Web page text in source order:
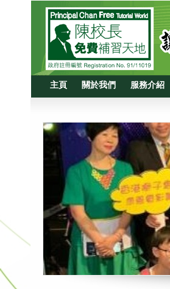
主頁 關於我們 服務介紹